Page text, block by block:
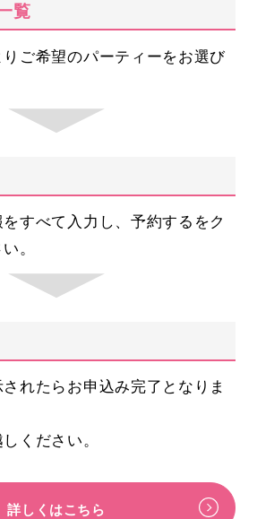
覧
ご希望のパーティーをお選び
すべて入力し、予約するをク
。
れたらお申込み完了となりま
ください。
詳しくはこちら